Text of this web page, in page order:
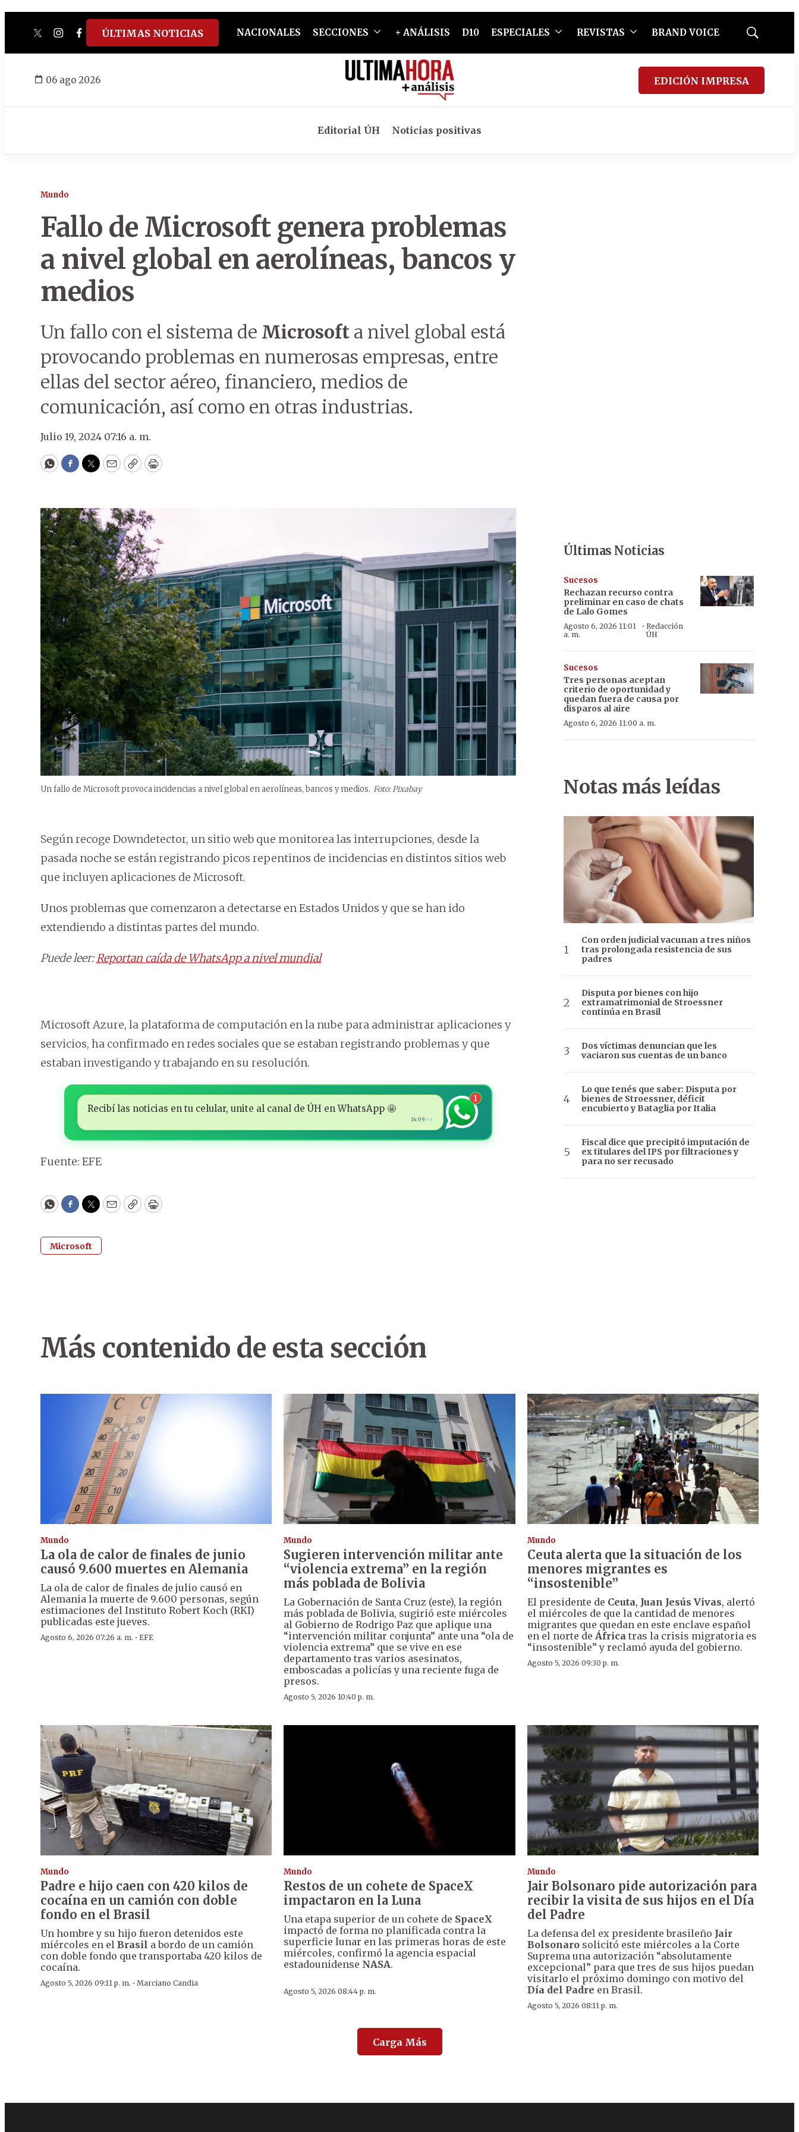
twitterinstagram
facebook
tiktokyoutube
spotify
ÚLTIMAS NOTICIAS NACIONALES SECCIONES + ANÁLISIS D10 ESPECIALES REVISTAS BRAND VOICE
Mostrar
06 ago 2026 EDICIÓN IMPRESA
Editorial ÚH Noticias positivas
Mundo
Fallo de Microsoft genera problemas
a nivel global en aerolíneas, bancos y
medios
Un fallo con el sistema de Microsoft a nivel global está
provocando problemas en numerosas empresas, entre
ellas del sector aéreo, financiero, medios de
comunicación, así como en otras industrias.
Julio 19, 2024 07:16 a. m.
WhatsApp
Facebook
Twitter
EmailCopyPrint
Un fallo de Microsoft provoca incidencias a nivel global en aerolíneas, bancos y medios. Foto: Pixabay
Según recoge Downdetector, un sitio web que monitorea las interrupciones, desde la
pasada noche se están registrando picos repentinos de incidencias en distintos sitios web
que incluyen aplicaciones de Microsoft.
Unos problemas que comenzaron a detectarse en Estados Unidos y que se han ido
extendiendo a distintas partes del mundo.
Puede leer:Reportan caída de WhatsApp a nivel mundial
Microsoft Azure, la plataforma de computación en la nube para administrar aplicaciones y
servicios, ha confirmado en redes sociales que se estaban registrando problemas y que
estaban investigando y trabajando en su resolución.
Recibí las noticias en tu celular, unite al canal de ÚH en WhatsApp 🤩
14:09 ✓✓
1
Fuente: EFE
WhatsApp
Facebook
Twitter
EmailCopyPrint
Microsoft
Últimas Noticias
Sucesos
Rechazan recurso contra
preliminar en caso de chats
de Lalo Gomes
Agosto 6, 2026 11:01
a. m.
·Redacción
ÚH
Sucesos
Tres personas aceptan
criterio de oportunidad y
quedan fuera de causa por
disparos al aire
Agosto 6, 2026 11:00 a. m.
Notas más leídas
Con orden judicial vacunan a tres niños
tras prolongada resistencia de sus
padres
Disputa por bienes con hijo
extramatrimonial de Stroessner
continúa en Brasil
Dos víctimas denuncian que les
vaciaron sus cuentas de un banco
Lo que tenés que saber: Disputa por
bienes de Stroessner, déficit
encubierto y Bataglia por Italia
Fiscal dice que precipitó imputación de
ex titulares del IPS por filtraciones y
para no ser recusado
Más contenido de esta sección
Mundo
La ola de calor de finales de junio
causó 9.600 muertes en Alemania
La ola de calor de finales de julio causó en
Alemania la muerte de 9.600 personas, según
estimaciones del Instituto Robert Koch (RKI)
publicadas este jueves.
Agosto 6, 2026 07:26 a. m. · EFE
Mundo
Sugieren intervención militar ante
“violencia extrema” en la región
más poblada de Bolivia
La Gobernación de Santa Cruz (este), la región
más poblada de Bolivia, sugirió este miércoles
al Gobierno de Rodrigo Paz que aplique una
“intervención militar conjunta” ante una “ola de
violencia extrema” que se vive en ese
departamento tras varios asesinatos,
emboscadas a policías y una reciente fuga de
presos.
Agosto 5, 2026 10:40 p. m.
Mundo
Ceuta alerta que la situación de los
menores migrantes es
“insostenible”
El presidente de Ceuta, Juan Jesús Vivas, alertó
el miércoles de que la cantidad de menores
migrantes que quedan en este enclave español
en el norte de Áfricatras la crisis migratoria es
“insostenible” y reclamó ayuda del gobierno.
Agosto 5, 2026 09:30 p. m.
Mundo
Padre e hijo caen con 420 kilos de
cocaína en un camión con doble
fondo en el Brasil
Un hombre y su hijo fueron detenidos este
miércoles en el Brasil a bordo de un camión
con doble fondo que transportaba 420 kilos de
cocaína.
Agosto 5, 2026 09:11 p. m. · Marciano Candia
Mundo
Restos de un cohete de SpaceX
impactaron en la Luna
Una etapa superior de un cohete de SpaceX
impactó de forma no planificada contra la
superficie lunar en las primeras horas de este
miércoles, confirmó la agencia espacial
estadounidense NASA.
Agosto 5, 2026 08:44 p. m.
Mundo
Jair Bolsonaro pide autorización para
recibir la visita de sus hijos en el Día
del Padre
La defensa del ex presidente brasileño Jair
Bolsonarosolicitó este miércoles a la Corte
Suprema una autorización “absolutamente
excepcional” para que tres de sus hijos puedan
visitarlo el próximo domingo con motivo del
Día del Padre en Brasil.
Agosto 5, 2026 08:11 p. m.
Carga Más